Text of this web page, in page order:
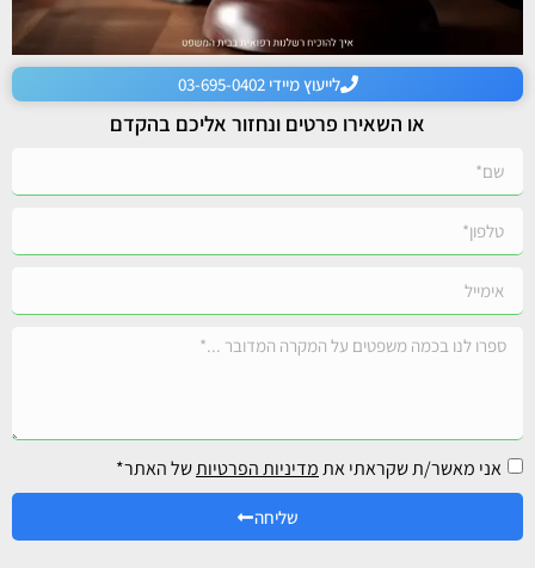
לייעוץ מיידי 03-695-0402
או השאירו פרטים ונחזור אליכם בהקדם
אני מאשר/ת שקראתי אתמדיניות הפרטיותשל האתר*
שליחה